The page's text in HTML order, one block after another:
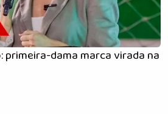
primeira-dama marca virada na